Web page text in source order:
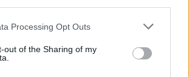
Processing Opt Outs
out of the Sharing of my
500
Pengő „Szálasi issue”
gilt Cu positive pr
(magaslemez), Horváth
üvegezett keretben
(86x179mm) R! / Hungary
1943. 1000 Pengő "Szálasi
18:00
MEGTEKINTEM